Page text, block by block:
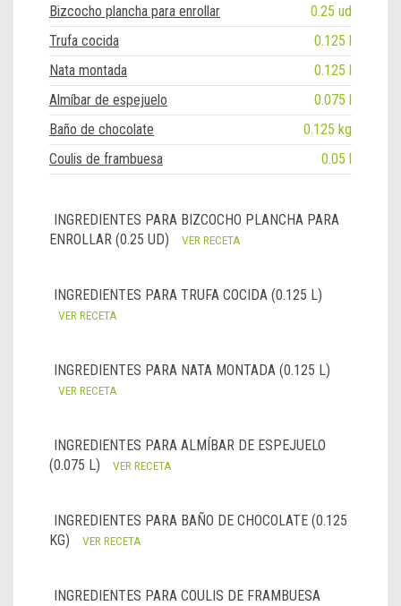
Bizcocho plancha para enrollar
0.25 ud
Trufa cocida
0.125 l
Nata montada
0.125 l
Almíbar de espejuelo
0.075 l
Baño de chocolate
0.125 kg
Coulis de frambuesa
0.05 l
INGREDIENTES PARA BIZCOCHO PLANCHA PARA
ENROLLAR (0.25 UD)
VER RECETA
INGREDIENTES PARA TRUFA COCIDA (0.125 L)
VER RECETA
INGREDIENTES PARA NATA MONTADA (0.125 L)
VER RECETA
INGREDIENTES PARA ALMÍBAR DE ESPEJUELO
(0.075 L)
VER RECETA
INGREDIENTES PARA BAÑO DE CHOCOLATE (0.125
KG)
VER RECETA
INGREDIENTES PARA COULIS DE FRAMBUESA